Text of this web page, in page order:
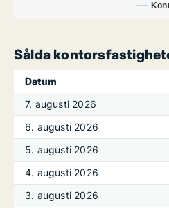
Sålda
Datum
7. augusti 2026
6. augusti 2026
5. augusti 2026
4. augusti 2026
3. augusti 2026